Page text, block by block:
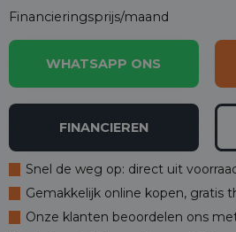
Financieringsprijs/maand
WHATSAPP ONS
FINANCIEREN
Snel de weg op: direct uit
Gemakkelijk online kopen, gratis
Onze klanten beoordelen ons